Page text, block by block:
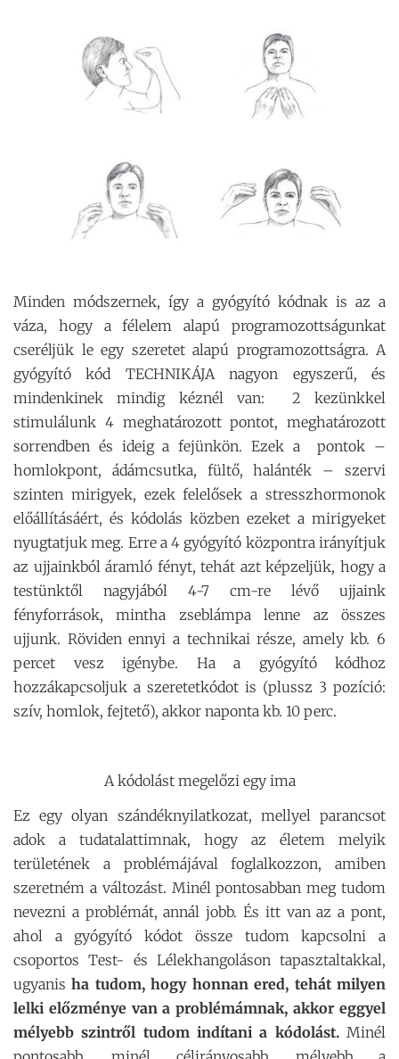
Minden módszernek, így a gyógyító kódnak is az a
váza, hogy a félelem alapú programozottságunkat
cseréljük le egy szeretet alapú programozottságra. A
gyógyító kód TECHNIKÁJA nagyon egyszerű, és
mindenkinek mindig kéznél van: 2 kezünkkel
stimulálunk 4 meghatározott pontot, meghatározott
sorrendben és ideig a fejünkön. Ezek a pontok –
homlokpont, ádámcsutka, fültő, halánték – szervi
szinten mirigyek, ezek felelősek a stresszhormonok
előállításáért, és kódolás közben ezeket a mirigyeket
nyugtatjuk meg. Erre a 4 gyógyító központra irányítjuk
az ujjainkból áramló fényt, tehát azt képzeljük, hogy a
testünktől nagyjából 4-7 cm-re lévő ujjaink
fényforrások, mintha zseblámpa lenne az összes
ujjunk. Röviden ennyi a technikai része, amely kb. 6
percet vesz igénybe. Ha a gyógyító kódhoz
hozzákapcsoljuk a szeretetkódot is (plussz 3 pozíció:
szív, homlok, fejtető), akkor naponta kb. 10 perc.
A kódolást megelőzi egy ima
Ez egy olyan szándéknyilatkozat, mellyel parancsot
adok a tudatalattimnak, hogy az életem melyik
területének a problémájával foglalkozzon, amiben
szeretném a változást. Minél pontosabban meg tudom
nevezni a problémát, annál jobb. És itt van az a pont,
ahol a gyógyító kódot össze tudom kapcsolni a
csoportos Test- és Lélekhangoláson tapasztaltakkal,
ugyanisha tudom, hogy honnan ered, tehát milyen
lelki előzménye van a problémámnak, akkor eggyel
mélyebb szintről tudom indítani a kódolást.Minél